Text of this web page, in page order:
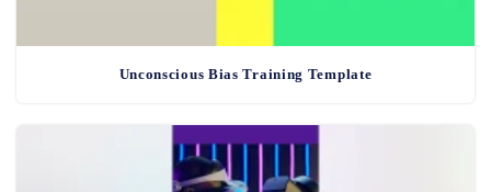
Unconscious Bias Training Template